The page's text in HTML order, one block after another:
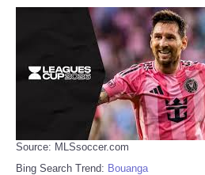
Source: MLSsoccer.com
Bing Search Trend: Bouanga